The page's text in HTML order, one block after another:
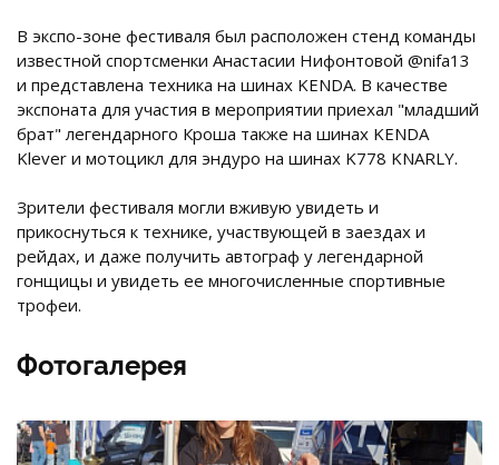
В экспо-зоне фестиваля был расположен стенд команды
известной спортсменки Анастасии Нифонтовой @nifa13
и представлена техника на шинах KENDA. В качестве
экспоната для участия в мероприятии приехал "младший
брат" легендарного Кроша также на шинах KENDA
Klever и мотоцикл для эндуро на шинах K778 KNARLY.
Зрители фестиваля могли вживую увидеть и
прикоснуться к технике, участвующей в заездах и
рейдах, и даже получить автограф у легендарной
гонщицы и увидеть ее многочисленные спортивные
трофеи.
Фотогалерея